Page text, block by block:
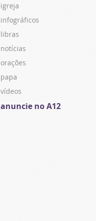
igreja
infográficos
libras
notícias
orações
papa
vídeos
anuncie no A12